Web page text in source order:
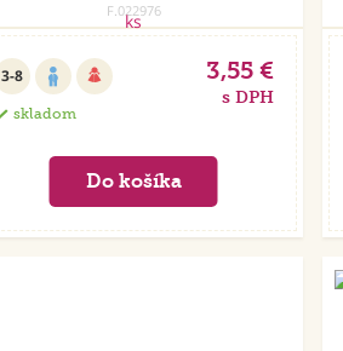
F.022976
3-8
skladom
3,55 €
s DPH